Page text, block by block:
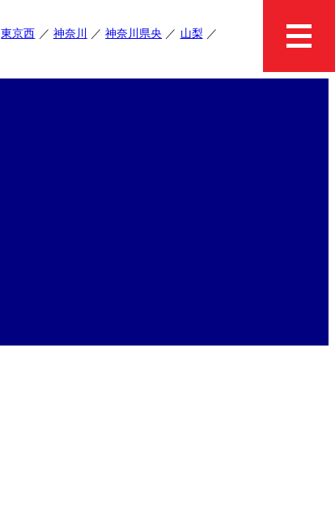
東京西 神奈川 神奈川県央
山梨